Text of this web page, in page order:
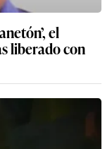
el
liberado con